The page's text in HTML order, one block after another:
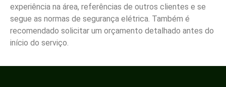
experiência na área, referências de outros clientes e se
segue as normas de segurança elétrica. Também é
recomendado solicitar um orçamento detalhado antes do
início do serviço.